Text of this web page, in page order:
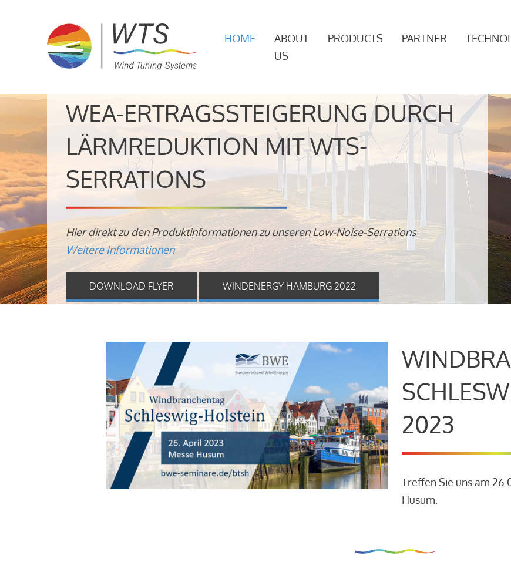
HOME
ABOUT
US
PRODUCTS PARTNER
WEA-ERTRAGSSTEIGERUNG DURCH
LÄRMREDUKTION MIT WTS-
SERRATIONS
Hier direkt zu den Produktinformationen zu unseren Low-Noise-Serrations
Weitere Informationen
DOWNLOAD FLYER WINDENERGY HAMBURG 2022
2023
Treffen Sie uns am
Husum.